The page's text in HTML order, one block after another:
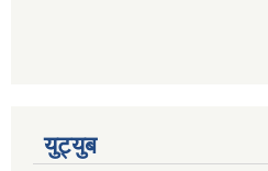
युट्युब